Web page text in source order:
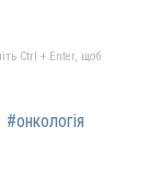
Ctrl + Enter, щоб
#онкологія